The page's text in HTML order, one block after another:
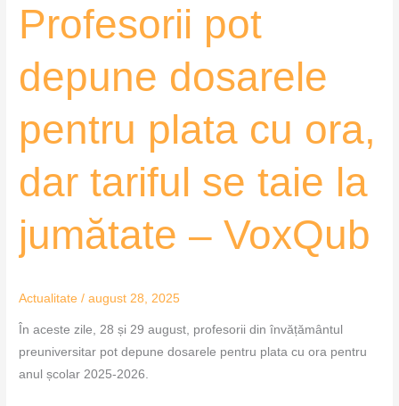
Profesorii pot
depune dosarele
pentru plata cu ora,
dar tariful se taie la
jumătate – VoxQub
Actualitate /august 28, 2025
În aceste zile, 28 și 29 august, profesorii din învățământul
preuniversitar pot depune dosarele pentru plata cu ora pentru
anul școlar 2025-2026.
se
taie
jumătate
VoxQub